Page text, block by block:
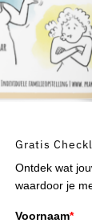
Gratis
Ontdek wat
waardoor je
Voornaam*